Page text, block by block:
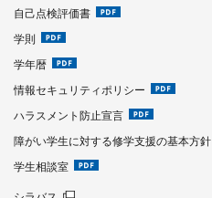
自己点検評価書
学則
学年暦
情報セキュリティポリシー
ハラスメント防止宣言
障がい学生に対する修学支援の基本方針
学生相談室